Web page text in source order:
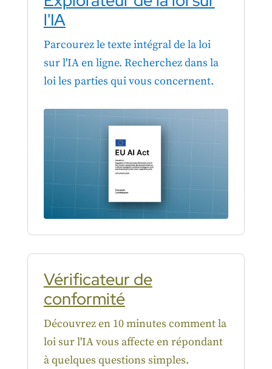
l'IA
Parcourez le texte intégral de la loi
sur l'IA en ligne. Recherchez dans la
loi les parties qui vous concernent.
Vérificateur de
conformité
Découvrez en 10 minutes comment la
loi sur l'IA vous affecte en répondant
à quelques questions simples.